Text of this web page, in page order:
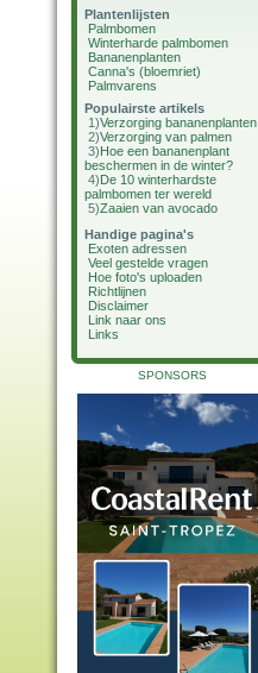
Plantenlijsten
Palmbomen
Winterharde palmbomen
Bananenplanten
Canna's (bloemriet)
Palmvarens
Populairste artikels
1)Verzorging bananenplanten
2)Verzorging van palmen
3)Hoe een bananenplant
beschermen in de winter?
4)De 10 winterhardste
palmbomen ter wereld
5)Zaaien van avocado
Handige pagina's
Exoten adressen
Veel gestelde vragen
Hoe foto's uploaden
Richtlijnen
Disclaimer
Link naar ons
Links
SPONSORS